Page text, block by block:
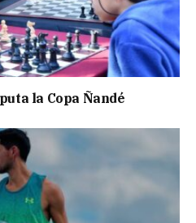
la Copa Ñandé